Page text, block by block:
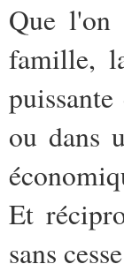
Que l'on
famille,
ou dans
Et
sans